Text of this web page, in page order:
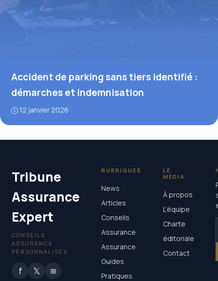
Accident de parking sans tiers identifié :
démarches et indemnisation
12 janvier 2026
Tribune
Assurance
Expert
CONSEILS
ASSURANCE
PERSONNALISÉS
f 𝕏 ≋
RUBRIQUES
News
Articles
Conseils
Assurance
Assurance
Guides
Pratiques
LE
MÉDIA
À propos
L'équipe
Charte
éditoriale
Contact